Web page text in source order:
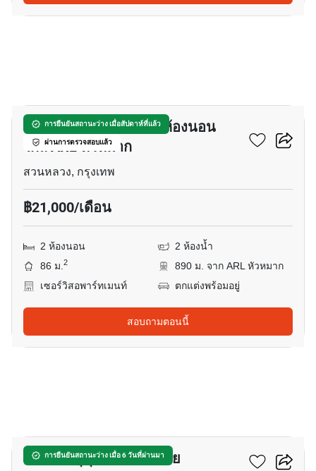
การยืนยันสถานะว่าง เมื่อสัปดาห์ที่แล้ว
ผ่านการตรวจสอบแล้ว
เซอร์วิสอพาร์ทเมนท์ 2-ห้องนอน
ใกล้ ARL หัวหมาก
สวนหลวง, กรุงเทพ
฿21,000/เดือน
2 ห้องนอน
2 ห้องน้ำ
86 ม.2
890 ม. จาก ARL หัวหมาก
เซอร์วิสอพาร์ทเมนท์
ตกแต่งพร้อมอยู่
สอบถามตอนนี้
การยืนยันสถานะว่าง เมื่อ 6 วันที่ผ่านมา
เดอะทรี สุขุมวิท 71 เอกมัย